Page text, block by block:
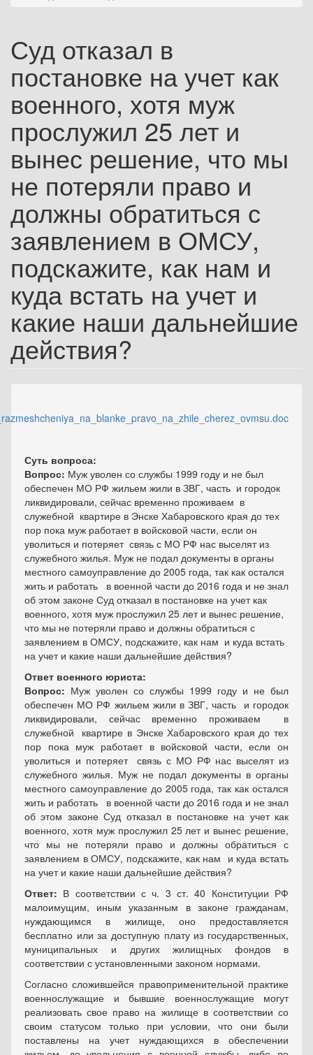
Суд отказал в
постановке на учет как
военного, хотя муж
прослужил 25 лет и
вынес решение, что мы
не потеряли право и
должны обратиться с
заявлением в ОМСУ,
подскажите, как нам и
куда встать на учет и
какие наши дальнейшие
действия?
Суть вопроса:
Вопрос: Муж уволен со службы 1999 году и не был
обеспечен МО РФ жильем жили в ЗВГ, часть и городок
ликвидировали, сейчас временно проживаем в
служебной квартире в Энске Хабаровского края до тех
пор пока муж работает в войсковой части, если он
уволиться и потеряет связь с МО РФ нас выселят из
служебного жилья. Муж не подал документы в органы
местного самоуправление до 2005 года, так как остался
жить и работать в военной части до 2016 года и не знал
об этом законе Суд отказал в постановке на учет как
военного, хотя муж прослужил 25 лет и вынес решение,
что мы не потеряли право и должны обратиться с
заявлением в ОМСУ, подскажите, как нам и куда встать
на учет и какие наши дальнейшие действия?
Ответ военного юриста:
Вопрос: Муж уволен со службы 1999 году и не был
обеспечен МО РФ жильем жили в ЗВГ, часть и городок
ликвидировали, сейчас временно проживаем в
служебной квартире в Энске Хабаровского края до тех
пор пока муж работает в войсковой части, если он
уволиться и потеряет связь с МО РФ нас выселят из
служебного жилья. Муж не подал документы в органы
местного самоуправление до 2005 года, так как остался
жить и работать в военной части до 2016 года и не знал
об этом законе Суд отказал в постановке на учет как
военного, хотя муж прослужил 25 лет и вынес решение,
что мы не потеряли право и должны обратиться с
заявлением в ОМСУ, подскажите, как нам и куда встать
на учет и какие наши дальнейшие действия?
Ответ: В соответствии с ч. 3 ст. 40 Конституции РФ
малоимущим, иным указанным в законе гражданам,
нуждающимся в жилище, оно предоставляется
бесплатно или за доступную плату из государственных,
муниципальных и других жилищных фондов в
соответствии с установленными законом нормами.
Согласно сложившейся правоприменительной практике
военнослужащие и бывшие военнослужащие могут
реализовать свое право на жилище в соответствии со
своим статусом только при условии, что они были
поставлены на учет нуждающихся в обеспечении